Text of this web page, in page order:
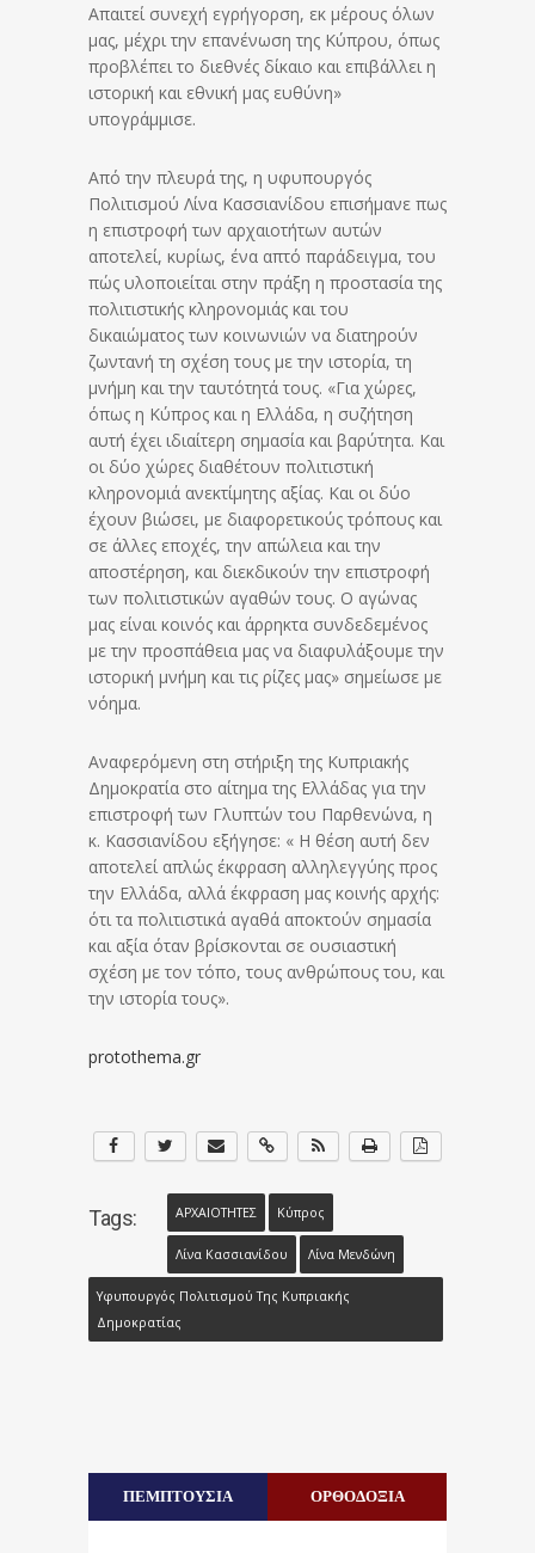
Απαιτεί συνεχή εγρήγορση, εκ μέρους όλων
μας, μέχρι την επανένωση της Κύπρου, όπως
προβλέπει το διεθνές δίκαιο και επιβάλλει η
ιστορική και εθνική μας ευθύνη»
υπογράμμισε.
Από την πλευρά της, η υφυπουργός
Πολιτισμού Λίνα Κασσιανίδου επισήμανε πως
η επιστροφή των αρχαιοτήτων αυτών
αποτελεί, κυρίως, ένα απτό παράδειγμα, του
πώς υλοποιείται στην πράξη η προστασία της
πολιτιστικής κληρονομιάς και του
δικαιώματος των κοινωνιών να διατηρούν
ζωντανή τη σχέση τους με την ιστορία, τη
μνήμη και την ταυτότητά τους. «Για χώρες,
όπως η Κύπρος και η Ελλάδα, η συζήτηση
αυτή έχει ιδιαίτερη σημασία και βαρύτητα. Και
οι δύο χώρες διαθέτουν πολιτιστική
κληρονομιά ανεκτίμητης αξίας. Και οι δύο
έχουν βιώσει, με διαφορετικούς τρόπους και
σε άλλες εποχές, την απώλεια και την
αποστέρηση, και διεκδικούν την επιστροφή
των πολιτιστικών αγαθών τους. Ο αγώνας
μας είναι κοινός και άρρηκτα συνδεδεμένος
με την προσπάθεια μας να διαφυλάξουμε την
ιστορική μνήμη και τις ρίζες μας» σημείωσε με
νόημα.
Αναφερόμενη στη στήριξη της Κυπριακής
Δημοκρατία στο αίτημα της Ελλάδας για την
επιστροφή των Γλυπτών του Παρθενώνα, η
κ. Κασσιανίδου εξήγησε: « Η θέση αυτή δεν
αποτελεί απλώς έκφραση αλληλεγγύης προς
την Ελλάδα, αλλά έκφραση μας κοινής αρχής:
ότι τα πολιτιστικά αγαθά αποκτούν σημασία
και αξία όταν βρίσκονται σε ουσιαστική
σχέση με τον τόπο, τους ανθρώπους του, και
την ιστορία τους».
protothema.gr
Tags: ΑΡΧΑΙΟΤΗΤΕΣ Κύπρος
Λίνα Κασσιανίδου Λίνα Μενδώνη
Υφυπουργός Πολιτισμού Της Κυπριακής
Δημοκρατίας
ΠΕΜΠΤΟΥΣΙΑ ΟΡΘΟΔΟΞΙΑ